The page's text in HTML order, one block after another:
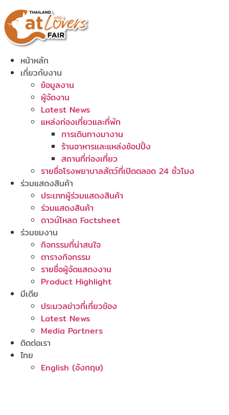
to
content
หน้าหลัก
เกี่ยวกับงาน
ข้อมูลงาน
ผู้จัดงาน
Latest News
แหล่งท่องเที่ยวและที่พัก
การเดินทางมางาน
ร้านอาหารและแหล่งช้อปปิ้ง
สถานที่ท่องเที่ยว
รายชื่อโรงพยาบาลสัตว์ที่เปิดตลอด 24 ชั่วโมง
ร่วมแสดงสินค้า
ประเภทผู้ร่วมแสดงสินค้า
ร่วมแสดงสินค้า
ดาวน์โหลด Factsheet
ร่วมชมงาน
กิจกรรมที่น่าสนใจ
ตารางกิจกรรม
รายชื่อผู้จัดแสดงงาน
Product Highlight
มีเดีย
ประมวลข่าวที่เกี่ยวข้อง
Latest News
Media Partners
ติดต่อเรา
ไทย
English (อังกฤษ)